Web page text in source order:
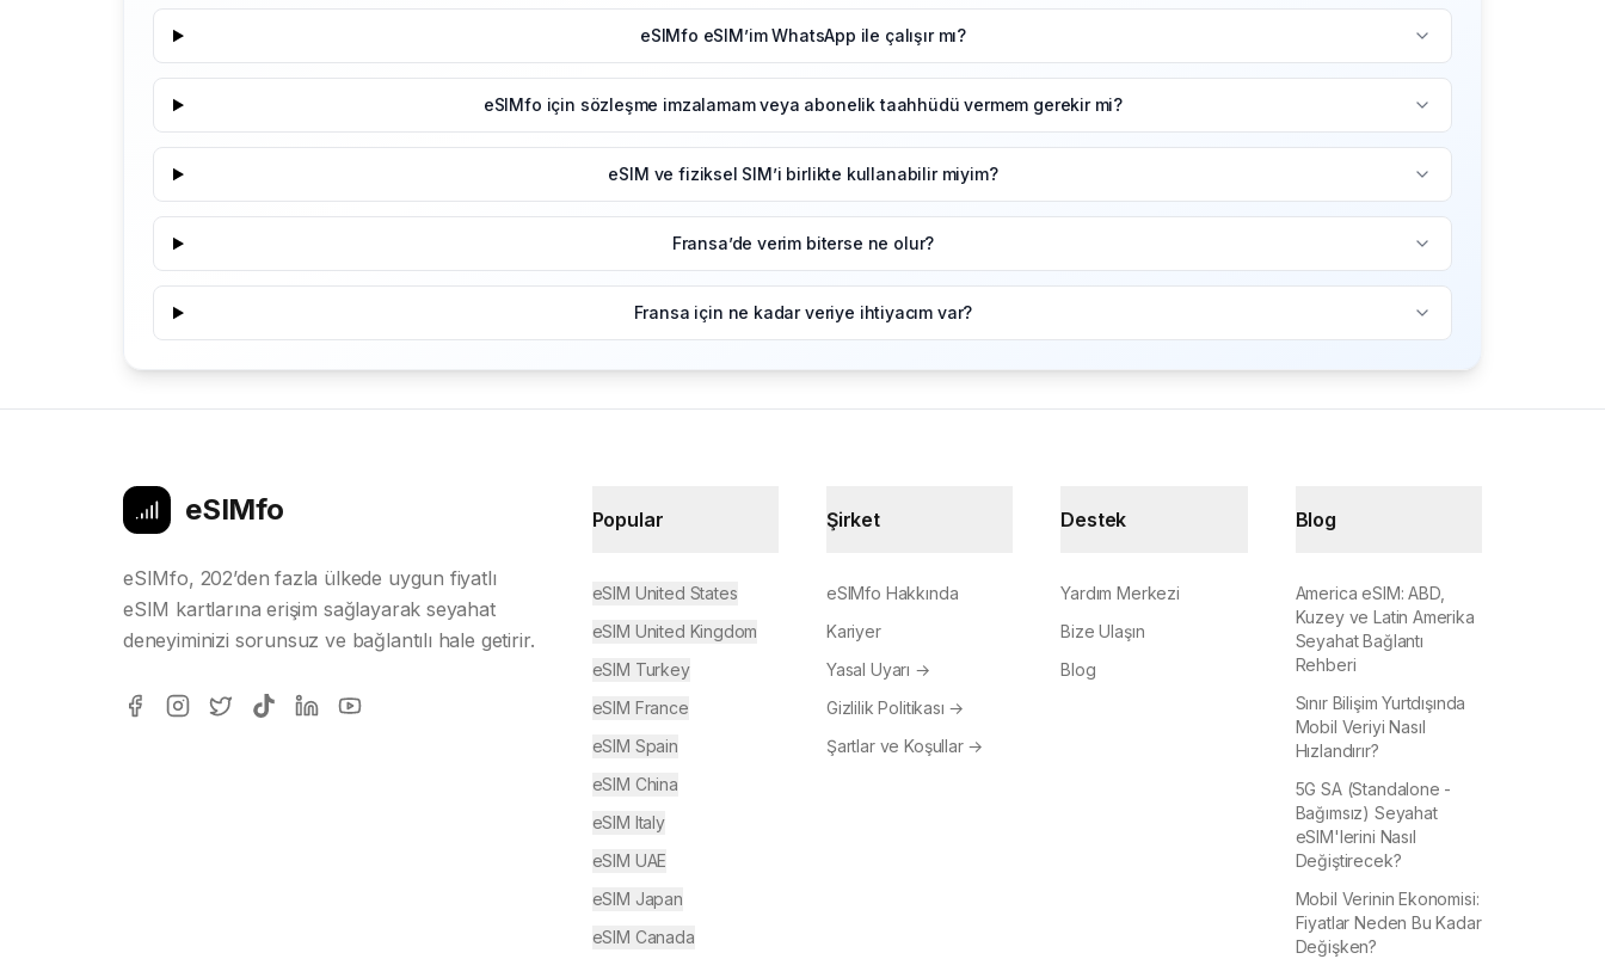
eSIMfo eSIM’im WhatsApp ile çalışır mı?
eSIMfo için sözleşme imzalamam veya abonelik taahhüdü vermem gerekir mi?
eSIM ve fiziksel SIM’i birlikte kullanabilir miyim?
Fransa’de verim biterse ne olur?
Fransa için ne kadar veriye ihtiyacım var?
eSIMfo
eSIMfo, 202’den fazla ülkede uygun fiyatlı
eSIM kartlarına erişim sağlayarak seyahat
deneyiminizi sorunsuz ve bağlantılı hale getirir.
Popular
eSIM United States
eSIM United Kingdom
eSIM Turkey
eSIM France
eSIM Spain
eSIM China
eSIM Italy
eSIM UAE
eSIM Japan
eSIM Canada
Şirket
eSIMfo Hakkında
Kariyer
Yasal Uyarı →
Gizlilik Politikası →
Şartlar ve Koşullar→
Destek
Yardım Merkezi
Bize Ulaşın
Blog
Blog
America eSIM: ABD,
Kuzey ve Latin Amerika
Seyahat Bağlantı
Rehberi
Sınır Bilişim Yurtdışında
Mobil Veriyi Nasıl
Hızlandırır?
5G SA (Standalone -
Bağımsız) Seyahat
eSIM'lerini Nasıl
Değiştirecek?
Mobil Verinin Ekonomisi:
Fiyatlar Neden Bu Kadar
Değişken?